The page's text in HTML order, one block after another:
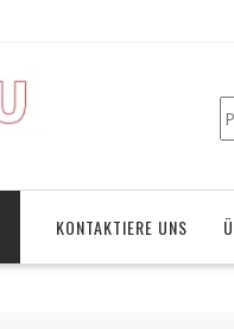
KONTAKTIERE UNS